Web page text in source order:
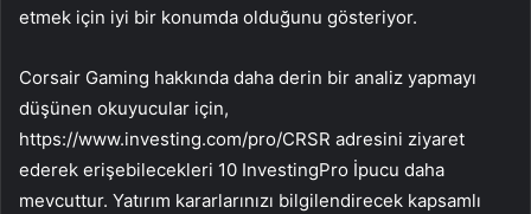
etmek için iyi bir konumda olduğunu gösteriyor.
Corsair Gaming hakkında daha derin bir analiz yapmayı
düşünen okuyucular için,
https://www.investing.com/pro/CRSR adresini ziyaret
ederek erişebilecekleri 10 InvestingPro İpucu daha
mevcuttur. Yatırım kararlarınızı bilgilendirecek kapsamlı